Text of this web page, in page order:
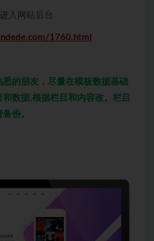
入网站后台
1760.html
的朋友，尽量在模板数据基础
数据,根据栏目和内容改。栏目
份。